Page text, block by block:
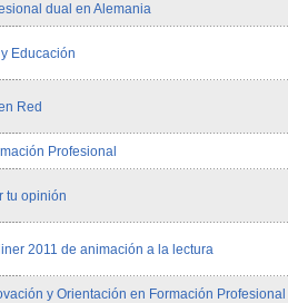
dual en Alemania
Educación
Red
Profesional
tu opinión
2011 de animación a la lectura
y Orientación en Formación Profesional